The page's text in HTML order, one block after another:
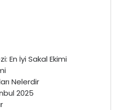
En İyi Sakal Ekimi
Nelerdir
2025